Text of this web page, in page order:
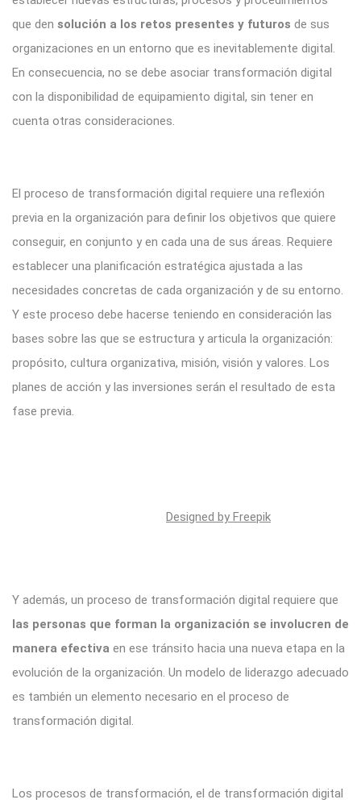
que den solución a los retos presentes y futuros de sus
organizaciones en un entorno que es inevitablemente digital.
En consecuencia, no se debe asociar transformación digital
con la disponibilidad de equipamiento digital, sin tener en
cuenta otras consideraciones.
El proceso de transformación digital requiere una reflexión
previa en la organización para definir los objetivos que quiere
conseguir, en conjunto y en cada una de sus áreas. Requiere
establecer una planificación estratégica ajustada a las
necesidades concretas de cada organización y de su entorno.
Y este proceso debe hacerse teniendo en consideración las
bases sobre las que se estructura y articula la organización:
propósito, cultura organizativa, misión, visión y valores. Los
planes de acción y las inversiones serán el resultado de esta
fase previa.
Designed by Freepik
Y además, un proceso de transformación digital requiere que
las personas que forman la organización se involucren de
manera efectiva en ese tránsito hacia una nueva etapa en la
evolución de la organización. Un modelo de liderazgo adecuado
es también un elemento necesario en el proceso de
transformación digital.
Los procesos de transformación, el de transformación digital